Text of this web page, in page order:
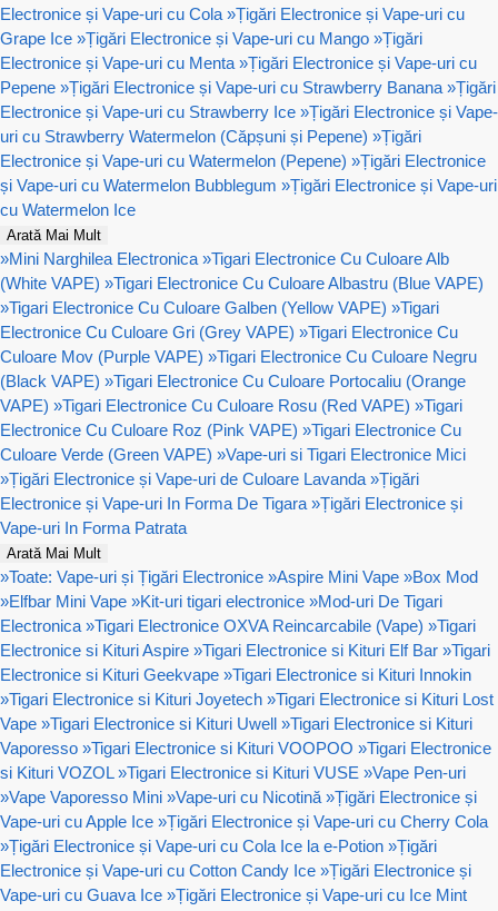
Electronice și Vape-uri cu Cola »Țigări Electronice și Vape-uri cu
Grape Ice »Țigări Electronice și Vape-uri cu Mango »Țigări
Electronice și Vape-uri cu Menta »Țigări Electronice și Vape-uri cu
Pepene »Țigări Electronice și Vape-uri cu Strawberry Banana »Țigări
Electronice și Vape-uri cu Strawberry Ice »Țigări Electronice și Vape-
uri cu Strawberry Watermelon (Căpșuni și Pepene) »Țigări
Electronice și Vape-uri cu Watermelon (Pepene) »Țigări Electronice
și Vape-uri cu Watermelon Bubblegum »Țigări Electronice și Vape-uri
cu Watermelon Ice
Arată Mai Mult
»Mini Narghilea Electronica »Tigari Electronice Cu Culoare Alb
(White VAPE) »Tigari Electronice Cu Culoare Albastru (Blue VAPE)
»Tigari Electronice Cu Culoare Galben (Yellow VAPE) »Tigari
Electronice Cu Culoare Gri (Grey VAPE) »Tigari Electronice Cu
Culoare Mov (Purple VAPE) »Tigari Electronice Cu Culoare Negru
(Black VAPE) »Tigari Electronice Cu Culoare Portocaliu (Orange
VAPE) »Tigari Electronice Cu Culoare Rosu (Red VAPE) »Tigari
Electronice Cu Culoare Roz (Pink VAPE) »Tigari Electronice Cu
Culoare Verde (Green VAPE) »Vape-uri si Tigari Electronice Mici
»Țigări Electronice și Vape-uri de Culoare Lavanda »Țigări
Electronice și Vape-uri In Forma De Tigara »Țigări Electronice și
Vape-uri In Forma Patrata
Arată Mai Mult
»Toate: Vape-uri și Țigări Electronice »Aspire Mini Vape »Box Mod
»Elfbar Mini Vape »Kit-uri tigari electronice »Mod-uri De Tigari
Electronica »Tigari Electronice OXVA Reincarcabile (Vape) »Tigari
Electronice si Kituri Aspire »Tigari Electronice si Kituri Elf Bar »Tigari
Electronice si Kituri Geekvape »Tigari Electronice si Kituri Innokin
»Tigari Electronice si Kituri Joyetech »Tigari Electronice si Kituri Lost
Vape »Tigari Electronice si Kituri Uwell »Tigari Electronice si Kituri
Vaporesso »Tigari Electronice si Kituri VOOPOO »Tigari Electronice
si Kituri VOZOL »Tigari Electronice si Kituri VUSE »Vape Pen-uri
»Vape Vaporesso Mini »Vape-uri cu Nicotină »Țigări Electronice și
Vape-uri cu Apple Ice »Țigări Electronice și Vape-uri cu Cherry Cola
»Țigări Electronice și Vape-uri cu Cola Ice la e-Potion »Țigări
Electronice și Vape-uri cu Cotton Candy Ice »Țigări Electronice și
Vape-uri cu Guava Ice »Țigări Electronice și Vape-uri cu Ice Mint